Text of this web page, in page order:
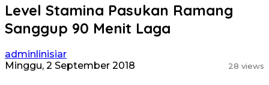
Level Stamina Pasukan Ramang
Sanggup 90 Menit Laga
adminlinisiar
Minggu, 2 September 2018
28 views